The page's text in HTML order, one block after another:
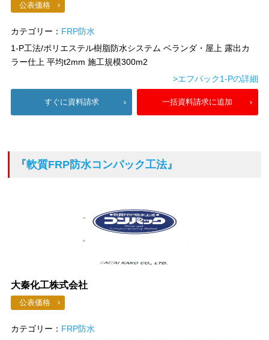
公表価格
カテゴリー： FRP防水
1-P工法/ポリエステル樹脂防水システム ベランダ・屋上 露出カ
ラー仕上 平均t2mm 施工規模300m2
>エフパック1-Pの詳細
すぐに資料請求 一括資料請求に追加
『軟質FRP防水コンパック工法』
大秦化工株式会社
公表価格
カテゴリー： FRP防水